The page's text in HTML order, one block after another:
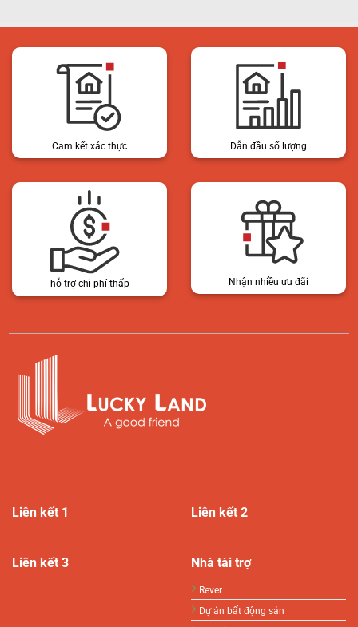
Cam kết xác thực Dẫn đầu số lượng
hỗ trợ chi phí thấp Nhận nhiều ưu đãi
Liên kết 1 Liên kết 2
Liên kết 3 Nhà tài trợ
Rever
Dự án bất động sản